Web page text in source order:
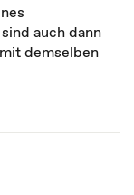
auch dann
demselben